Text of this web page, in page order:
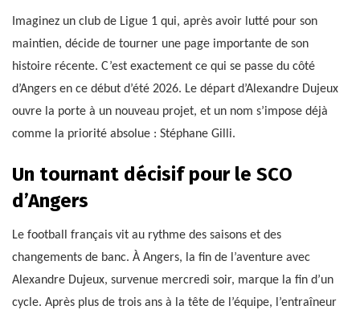
Imaginez un club de Ligue 1 qui, après avoir lutté pour son
maintien, décide de tourner une page importante de son
histoire récente. C’est exactement ce qui se passe du côté
d’Angers en ce début d’été 2026. Le départ d’Alexandre Dujeux
ouvre la porte à un nouveau projet, et un nom s’impose déjà
comme la priorité absolue : Stéphane Gilli.
Un tournant décisif pour le SCO
d’Angers
Le football français vit au rythme des saisons et des
changements de banc. À Angers, la fin de l’aventure avec
Alexandre Dujeux, survenue mercredi soir, marque la fin d’un
cycle. Après plus de trois ans à la tête de l’équipe, l’entraîneur